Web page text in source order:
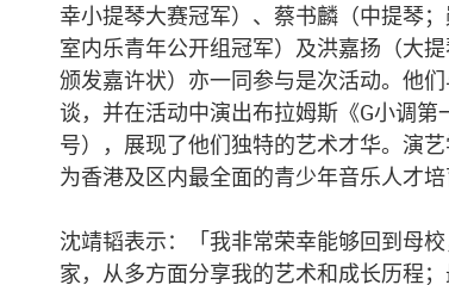
幸小提琴大赛冠军）、蔡书麟（中提琴
室内乐青年公开组冠军）及洪嘉扬（大
颁发嘉许状）亦一同参与是次活动。他
谈，并在活动中演出布拉姆斯《G小调
号），展现了他们独特的艺术才华。演
为香港及区内最全面的青少年音乐人才培
沈靖韬表示：「我非常荣幸能够回到母
家，从多方面分享我的艺术和成长历程